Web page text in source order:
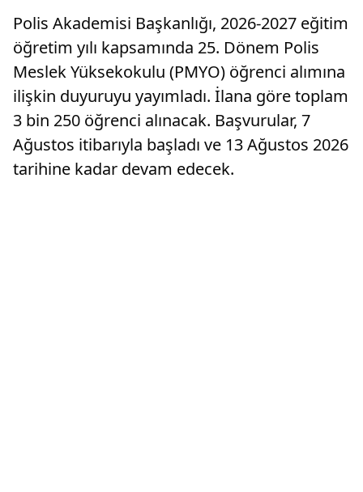
Polis Akademisi Başkanlığı, 2026-2027 eğitim
öğretim yılı kapsamında 25. Dönem Polis
Meslek Yüksekokulu (PMYO) öğrenci alımına
ilişkin duyuruyu yayımladı. İlana göre toplam
3 bin 250 öğrenci alınacak. Başvurular, 7
Ağustos itibarıyla başladı ve 13 Ağustos 2026
tarihine kadar devam edecek.